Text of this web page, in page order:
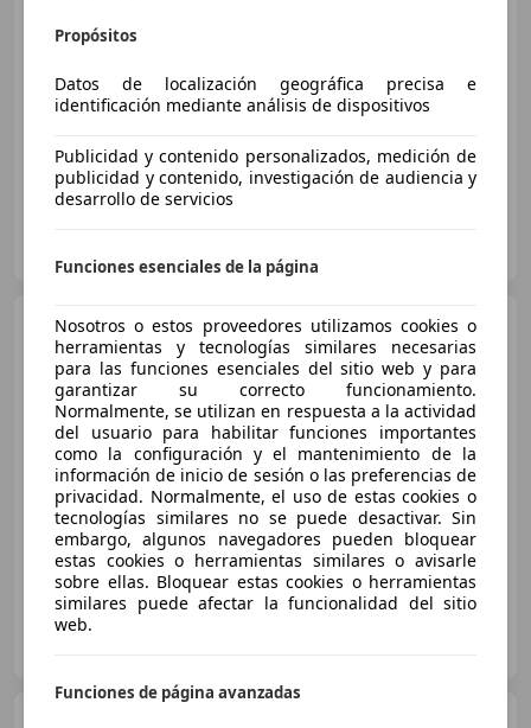
01/2013 137.000 km Gasolina 100 kW (136 CV)
BMW 116 116dA Business
Corporate M Sport Business
Corporate M Sport
€ 21.900
Precio justo
09/2021 89.000 km Diésel 85 kW (116 CV)
Particular
Propósitos
Datos de localización geográfica precisa e
identificación mediante análisis de dispositivos
Publicidad y contenido personalizados, medición de
publicidad y contenido, investigación de audiencia y
desarrollo de servicios
Funciones esenciales de la página
Nosotros o estos proveedores utilizamos cookies o
herramientas y tecnologías similares necesarias
para las funciones esenciales del sitio web y para
garantizar su correcto funcionamiento.
Normalmente, se utilizan en respuesta a la actividad
del usuario para habilitar funciones importantes
como la configuración y el mantenimiento de la
información de inicio de sesión o las preferencias de
privacidad. Normalmente, el uso de estas cookies o
tecnologías similares no se puede desactivar. Sin
embargo, algunos navegadores pueden bloquear
estas cookies o herramientas similares o avisarle
sobre ellas. Bloquear estas cookies o herramientas
similares puede afectar la funcionalidad del sitio
web.
Funciones de página avanzadas